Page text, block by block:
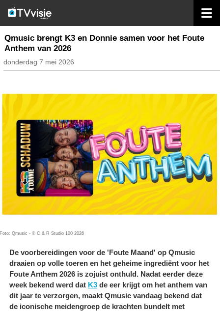
radio nederland
Qmusic brengt K3 en Donnie samen voor het Foute
Anthem van 2026
donderdag 7 mei 2026
Foto: Qmusic - © C & R Studio 100 2026
De voorbereidingen voor de 'Foute Maand' op Qmusic
draaien op volle toeren en het geheime ingrediënt voor het
Foute Anthem 2026 is zojuist onthuld. Nadat eerder deze
week bekend werd dat K3 de eer krijgt om het anthem van
dit jaar te verzorgen, maakt Qmusic vandaag bekend dat
de iconische meidengroep de krachten bundelt met